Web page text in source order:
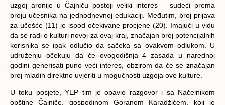
uzgoj aronije u Čajniču postoji veliki interes – sudeći prema
broju učesnika na jednodnevnoj edukaciji. Međutim, broj prijava
za učešće (11) je ispod očekivane procjene (20). Imajući u vidu
da se radi o kulturi novoj za ovaj kraj, značajan broj potencijalnih
korisnika se ipak odlučio da sačeka sa ovakvom odlukom. U
udruženju očekuju da će ovogodišnja 4 zasada u narednoj
godini generisati puno veći interes, obzirom da će se značajan
broj mladih direktno uvjeriti u mogućnosti uzgoja ove kulture.
U toku posjete, YEP tim je obavio razgovor i sa Načelnikom
opštine Čajniče, gospodinom Goranom Karadžićem, koji je